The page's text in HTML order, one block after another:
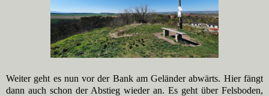
Weiter geht es nun vor der Bank am Geländer abwärts. Hier fängt
dann auch schon der Abstieg wieder an. Es geht über Felsboden,